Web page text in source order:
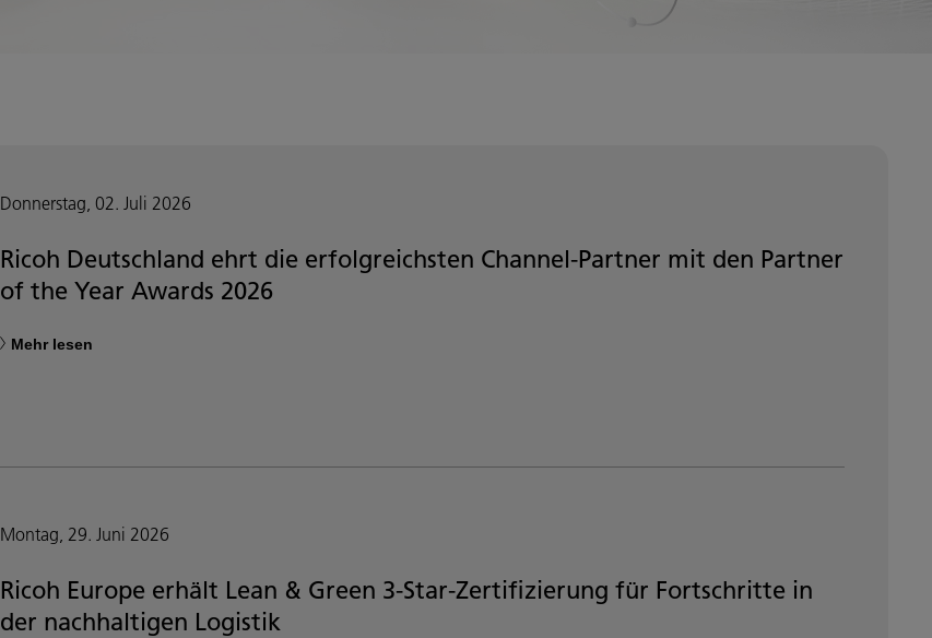
Donnerstag, 02. Juli 2026
Ricoh Deutschland ehrt die erfolgreichsten Channel-Partner mit den Partner
of the Year Awards 2026
Mehr lesen
Montag, 29. Juni 2026
Ricoh Europe erhält Lean & Green 3-Star-Zertifizierung für Fortschritte in
der nachhaltigen Logistik